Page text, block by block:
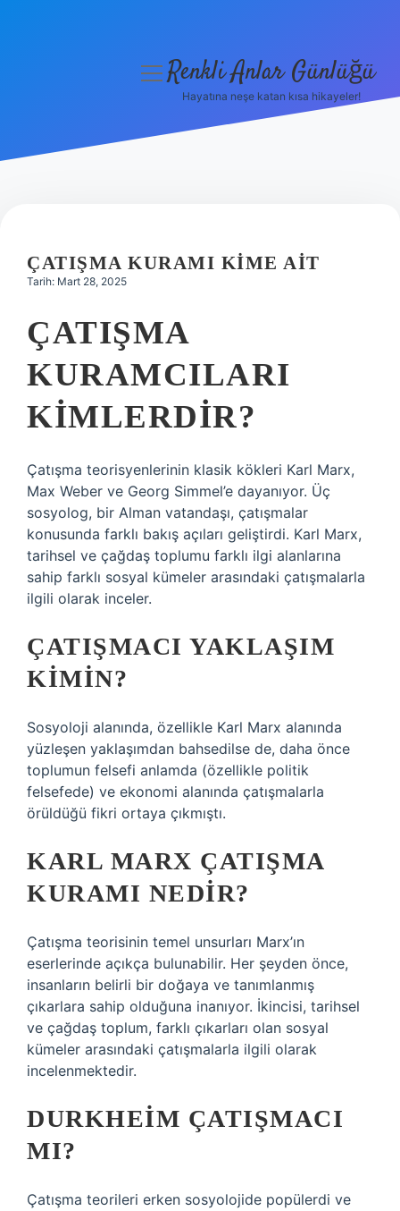
Hakkımızda
menüyüRenkli Anlar Günlüğü
Hayatına neşe katan kısa hikayeler!
ÇATIŞMA KURAMI KIME AIT
Tarih: Mart 28, 2025
ÇATIŞMA
KURAMCILARI
KIMLERDIR?
Çatışma teorisyenlerinin klasik kökleri Karl Marx,
Max Weber ve Georg Simmel’e dayanıyor. Üç
sosyolog, bir Alman vatandaşı, çatışmalar
konusunda farklı bakış açıları geliştirdi. Karl Marx,
tarihsel ve çağdaş toplumu farklı ilgi alanlarına
sahip farklı sosyal kümeler arasındaki çatışmalarla
ilgili olarak inceler.
ÇATIŞMACI YAKLAŞIM
KIMIN?
Sosyoloji alanında, özellikle Karl Marx alanında
yüzleşen yaklaşımdan bahsedilse de, daha önce
toplumun felsefi anlamda (özellikle politik
felsefede) ve ekonomi alanında çatışmalarla
örüldüğü fikri ortaya çıkmıştı.
KARL MARX ÇATIŞMA
KURAMI NEDIR?
Çatışma teorisinin temel unsurları Marx’ın
eserlerinde açıkça bulunabilir. Her şeyden önce,
insanların belirli bir doğaya ve tanımlanmış
çıkarlara sahip olduğuna inanıyor. İkincisi, tarihsel
ve çağdaş toplum, farklı çıkarları olan sosyal
kümeler arasındaki çatışmalarla ilgili olarak
incelenmektedir.
DURKHEIM ÇATIŞMACI
MI?
Çatışma teorileri erken sosyolojide popülerdi ve